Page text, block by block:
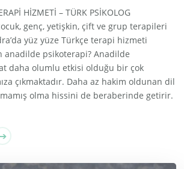
HİZMETİ – TÜRK PSİKOLOG
genç, yetişkin, çift ve grup terapileri
yüz yüze Türkçe terapi hizmeti
anadilde psikoterapi? Anadilde
daha olumlu etkisi olduğu bir çok
çıkmaktadır. Daha az hakim oldunan dil
olma hissini de beraberinde getirir.